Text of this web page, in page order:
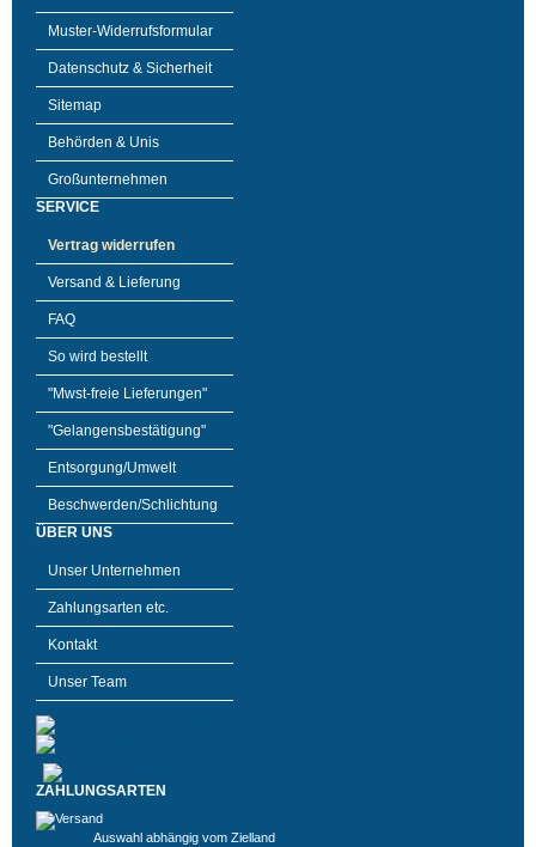
Muster-Widerrufsformular
Datenschutz & Sicherheit
Sitemap
Behörden & Unis
Großunternehmen
SERVICE
Vertrag widerrufen
Versand & Lieferung
FAQ
So wird bestellt
"Mwst-freie Lieferungen"
"Gelangensbestätigung"
Entsorgung/Umwelt
Beschwerden/Schlichtung
ÜBER UNS
Unser Unternehmen
Zahlungsarten etc.
Kontakt
Unser Team
ZAHLUNGSARTEN
Auswahl abhängig vom Zielland